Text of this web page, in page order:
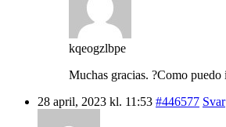
kqeogzlbpe
Muchas gracias. ?Como puedo
28 april, 2023 kl. 11:53 #446577 Svar